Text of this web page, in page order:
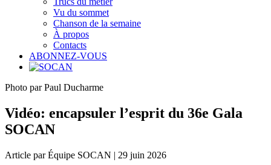
Vu du sommet
Chanson de la semaine
À propos
Contacts
ABONNEZ-VOUS
Photo par Paul Ducharme
Vidéo: encapsuler l’esprit du 36e Gala
SOCAN
Article par Équipe SOCAN | 29 juin 2026